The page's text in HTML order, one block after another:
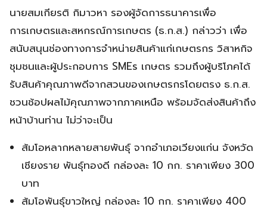
นายสมเกียรติ กิมาวหา รองผู้จัดการธนาคารเพื่อ
การเกษตรและสหกรณ์การเกษตร (ธ.ก.ส.) กล่าวว่า เพื่อ
สนับสนุนช่องทางการจำหน่ายสินค้าแก่เกษตรกร วิสาหกิจ
ชุมชนและผู้ประกอบการ SMEs เกษตร รวมถึงผู้บริโภคได้
รับสินค้าคุณภาพดีจากสวนของเกษตรกรโดยตรง ธ.ก.ส.
ชวนช้อปผลไม้คุณภาพจากภาคเหนือ พร้อมจัดส่งสินค้าถึง
หน้าบ้านท่าน ไม่ว่าจะเป็น
ส้มโอหลากหลายสายพันธุ์ จากอำเภอเวียงแก่น จังหวัด
เชียงราย พันธุ์ทองดี กล่องละ 10 กก. ราคาเพียง 300
บาท
ส้มโอพันธุ์ขาวใหญ่ กล่องละ 10 กก. ราคาเพียง 400